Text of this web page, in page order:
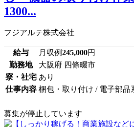
1300...
フジアルテ株式会社
給与 月収例245,000円
勤務地
大阪府 四條畷市
寮・社宅 あり
仕事内容 梱包・取り付け / 電子部品
募集が停止しています